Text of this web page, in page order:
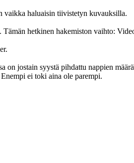
vaikka haluaisin tiivistetyn kuvauksilla.
Tämän hetkinen hakemiston vaihto:
on jostain syystä pihdattu nappien
ei toki aina ole parempi.